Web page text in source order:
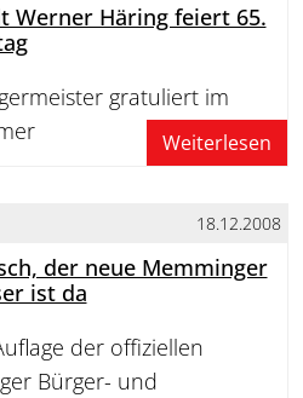
Werner Häring feiert 65.
gratuliert im
Weiterlesen
18.12.2008
der neue Memminger
ist da
der offiziellen
Bürger- und